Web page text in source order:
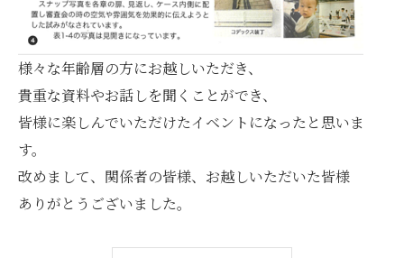
様々な年齢層の方にお越しいただき、
貴重な資料やお話しを聞くことができ、
皆様に楽しんでいただけたイベントになったと思いま
す。
改めまして、関係者の皆様、お越しいただいた皆様
ありがとうございました。